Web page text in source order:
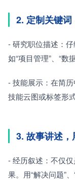
2. 定制关键
- 研究职位描述：
如“项目管理”、“数
- 技能展示：在简
技能云图或标签形
3. 故事讲述
- 经历叙述：不仅
果。用“解决问题”